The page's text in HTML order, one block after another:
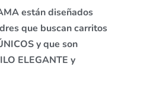
están diseñados
que buscan carritos
y que son
ELEGANTE y